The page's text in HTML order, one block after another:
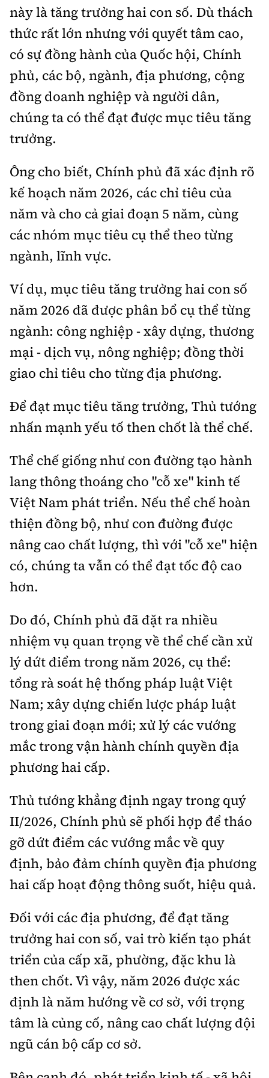
Tổng biên tập: Nguyễn Thị Hồng Nga
Phó Tổng biên tập:Nguyễn Sơn Tùng,
Nguyễn Đức Thắng, La Đức Hùng
Hotline:
0901 514 799
Quảng cáo và Phát hành:
0915 057 282
Email:bandoc@baoxaydung.vn
Cấm sao chép dưới mọi hình thức nếu không có sự
chấp thuận bằng văn bản.
Thông tin tòa
soạn
này là tăng trưởng hai con số. Dù thách
thức rất lớn nhưng với quyết tâm cao,
có sự đồng hành của Quốc hội, Chính
phủ, các bộ, ngành, địa phương, cộng
đồng doanh nghiệp và người dân,
chúng ta có thể đạt được mục tiêu tăng
trưởng.
Ông cho biết, Chính phủ đã xác định rõ
kế hoạch năm 2026, các chỉ tiêu của
năm và cho cả giai đoạn 5 năm, cùng
các nhóm mục tiêu cụ thể theo từng
ngành, lĩnh vực.
Ví dụ, mục tiêu tăng trưởng hai con số
năm 2026 đã được phân bổ cụ thể từng
ngành: công nghiệp - xây dựng, thương
mại - dịch vụ, nông nghiệp; đồng thời
giao chỉ tiêu cho từng địa phương.
Để đạt mục tiêu tăng trưởng, Thủ tướng
nhấn mạnh yếu tố then chốt là thể chế.
Thể chế giống như con đường tạo hành
lang thông thoáng cho "cỗ xe" kinh tế
Việt Nam phát triển. Nếu thể chế hoàn
thiện đồng bộ, như con đường được
nâng cao chất lượng, thì với "cỗ xe" hiện
có, chúng ta vẫn có thể đạt tốc độ cao
hơn.
Do đó, Chính phủ đã đặt ra nhiều
nhiệm vụ quan trọng về thể chế cần xử
lý dứt điểm trong năm 2026, cụ thể:
tổng rà soát hệ thống pháp luật Việt
Nam; xây dựng chiến lược pháp luật
trong giai đoạn mới; xử lý các vướng
mắc trong vận hành chính quyền địa
phương hai cấp.
Thủ tướng khẳng định ngay trong quý
II/2026, Chính phủ sẽ phối hợp để tháo
gỡ dứt điểm các vướng mắc về quy
định, bảo đảm chính quyền địa phương
hai cấp hoạt động thông suốt, hiệu quả.
Đối với các địa phương, để đạt tăng
trưởng hai con số, vai trò kiến tạo phát
triển của cấp xã, phường, đặc khu là
then chốt. Vì vậy, năm 2026 được xác
định là năm hướng về cơ sở, với trọng
tâm là củng cố, nâng cao chất lượng đội
ngũ cán bộ cấp cơ sở.